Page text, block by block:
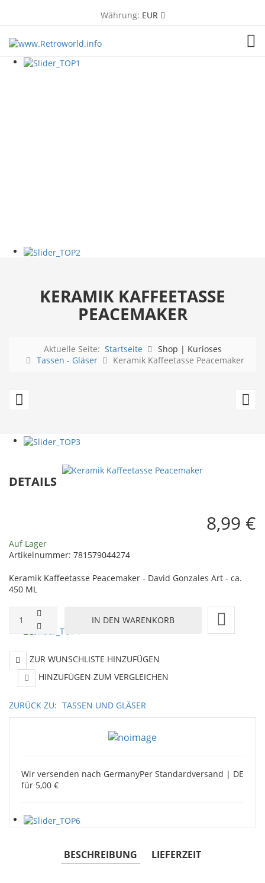
Währung: EUR
KERAMIK KAFFEETASSE
PEACEMAKER
Aktuelle Seite: Startseite
Shop | Kurioses
Tassen - Gläser
Keramik Kaffeetasse Peacemaker
Espressotassen
4-
DETAILS
8,99 €
Auf Lager
Artikelnummer: 781579044274
Keramik Kaffeetasse Peacemaker - David Gonzales Art - ca.
450 ML
ZUR WUNSCHLISTE HINZUFÜGEN
HINZUFÜGEN ZUM VERGLEICHEN
ZURÜCK ZU: TASSEN UND GLÄSER
Wir versenden nach GermanyPer Standardversand | DE
für 5,00 €
BESCHREIBUNG LIEFERZEIT